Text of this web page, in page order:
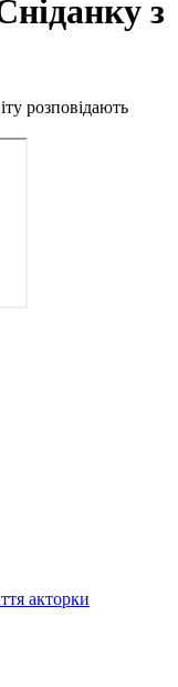
з
розповідають
акторки